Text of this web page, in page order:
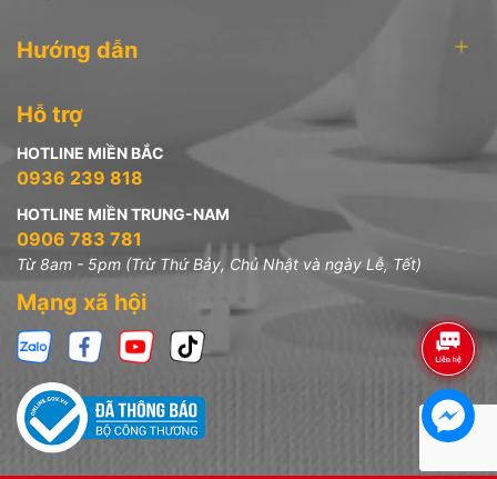
Hướng dẫn
Hỗ trợ
HOTLINE MIỀN BẮC
0936 239 818
HOTLINE MIỀN TRUNG-NAM
0906 783 781
Từ 8am - 5pm (Trừ Thứ Bảy, Chủ Nhật và ngày Lễ, Tết)
Mạng xã hội